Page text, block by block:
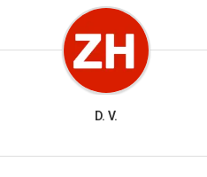
D. V.